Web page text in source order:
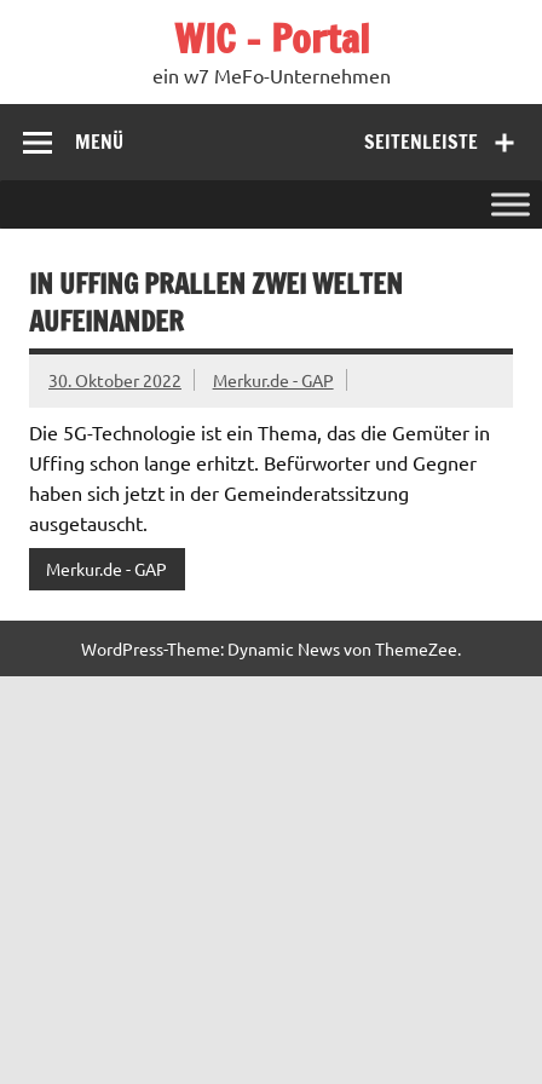
WIC – Portal
ein w7 MeFo-Unternehmen
SEITENLEISTE
MENÜ
IN UFFING PRALLEN ZWEI WELTEN
AUFEINANDER
30. Oktober 2022 Merkur.de - GAP
Die 5G-Technologie ist ein Thema, das die Gemüter in
Uffing schon lange erhitzt. Befürworter und Gegner
haben sich jetzt in der Gemeinderatssitzung
ausgetauscht.
Merkur.de - GAP
WordPress-Theme: Dynamic News von ThemeZee.